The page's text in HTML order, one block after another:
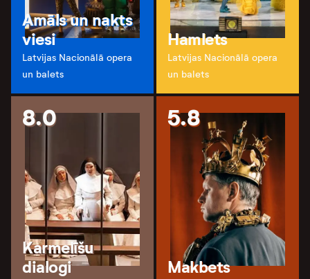
Amāls un nakts
viesi
Latvijas Nacionālā opera
un balets
Hamlets
Latvijas Nacionālā opera
un balets
8.0
Karmelīšu
dialogi
5.8
Makbets